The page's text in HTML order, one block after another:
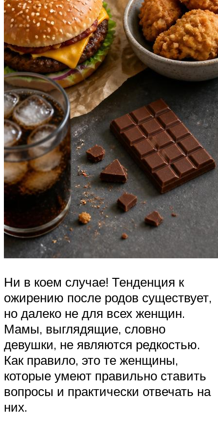
Ни в коем случае! Тенденция к
ожирению после родов существует,
но далеко не для всех женщин.
Мамы, выглядящие, словно
девушки, не являются редкостью.
Как правило, это те женщины,
которые умеют правильно ставить
вопросы и практически отвечать на
них.